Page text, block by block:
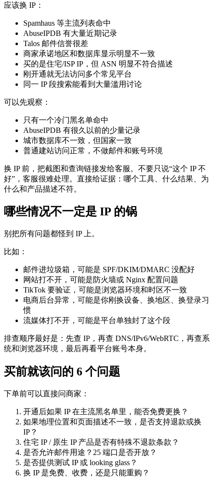
应该换 IP：
Spamhaus 等主流列表命中
AbuseIPDB 有大量近期记录
Talos 邮件信誉很差
商家承诺地区和数据库显示明显不一致
买的是住宅/ISP IP，但 ASN 明显不符合描述
刚开通就无法访问多个常见平台
同一 IP 段搜索能看到大量滥用讨论
可以先观察：
只有一个冷门黑名单命中
AbuseIPDB 有很久以前的少量记录
城市数据库不一致，但国家一致
普通建站访问正常，不做邮件和账号环境
换 IP 前，把截图和查询链接发给客服。不要只说“这个 IP 不
好”，客服很难处理。直接给证据：哪个工具、什么结果、为
什么和产品描述不符。
哪些情况不一定是 IP 的锅
别把所有问题都怪到 IP 上。
比如：
邮件进垃圾箱，可能是 SPF/DKIM/DMARC 没配好
网站打不开，可能是防火墙或 Nginx 配置问题
TikTok 要验证，可能是浏览器环境和时区不一致
电商后台异常，可能是你刚换设备、换地区、换登录习
惯
流媒体打不开，可能是平台单独封了这个段
排查顺序最好是：先查 IP，再查 DNS/IPv6/WebRTC，再查系
统和浏览器环境，最后再看平台账号本身。
买前就该问的 6 个问题
下单前可以直接问商家：
开通后如果 IP 在主流黑名单里，能否免费更换？
如果地理位置和页面描述不一致，是否支持退款或换
IP？
住宅 IP / 原生 IP 产品是否有特殊不退款条款？
是否允许邮件用途？25 端口是否开放？
是否提供测试 IP 或 looking glass？
换 IP 是免费、收费，还是只能重购？